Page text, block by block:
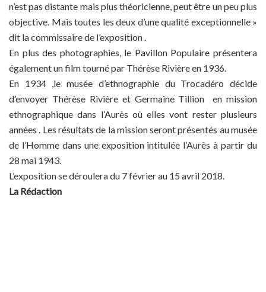
n’est pas distante mais plus théoricienne, peut être un peu plus
objective. Mais toutes les deux d’une qualité exceptionnelle »
dit la commissaire de l’exposition .
En plus des photographies, le Pavillon Populaire présentera
également un film tourné par Thérèse Rivière en 1936.
En 1934 ,le musée d’ethnographie du Trocadéro décide
d’envoyer Thérèse Rivière et Germaine Tillion en mission
ethnographique dans l’Aurès où elles vont rester plusieurs
années . Les résultats de la mission seront présentés au musée
de l’Homme dans une exposition intitulée l’Aurès à partir du
28 mai 1943.
L’exposition se déroulera du 7 février au 15 avril 2018.
La Rédaction